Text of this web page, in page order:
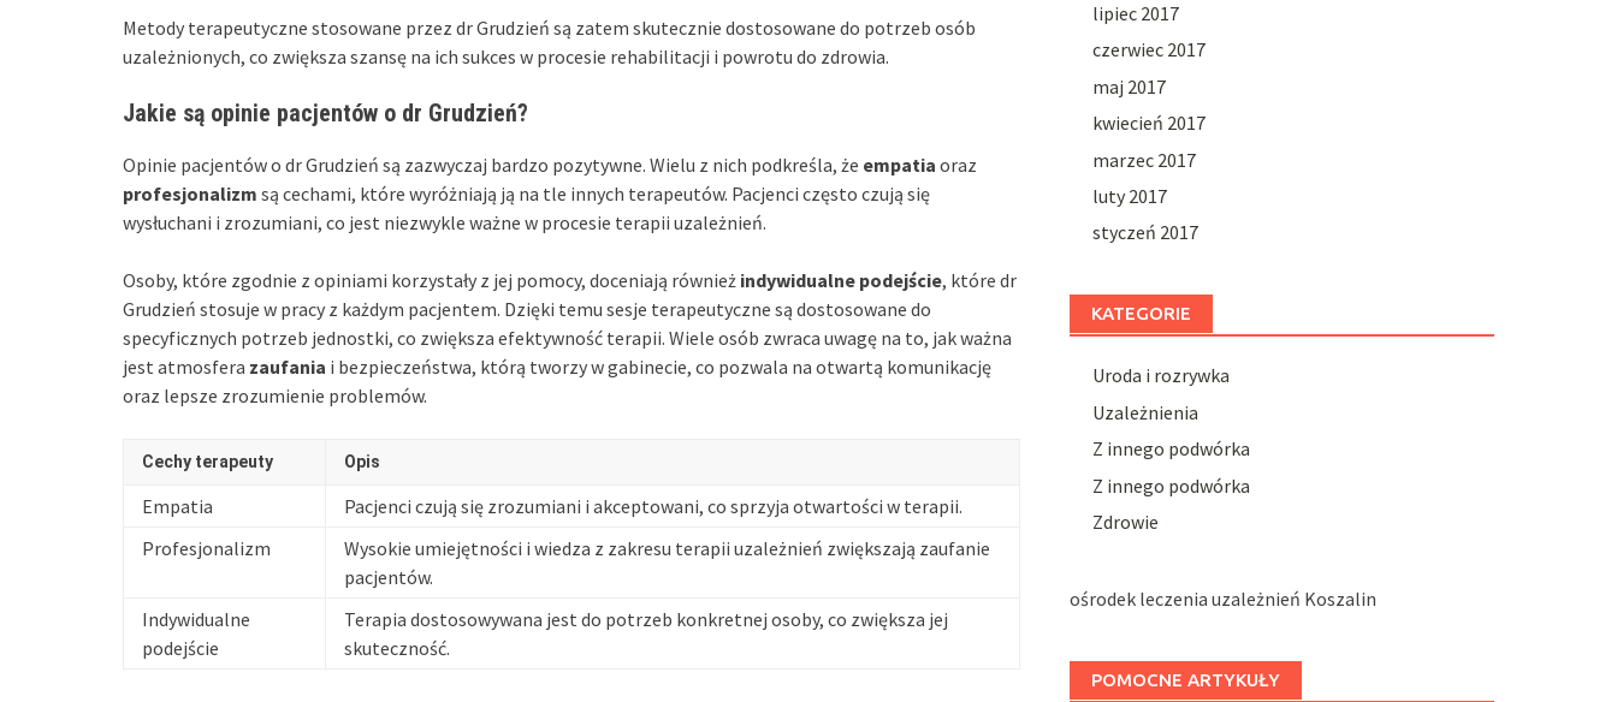
Metody terapeutyczne stosowane przez dr Grudzień są zatem skutecznie dostosowane do potrzeb osób
uzależnionych, co zwiększa szansę na ich sukces w procesie rehabilitacji i powrotu do zdrowia.
Jakie są opinie pacjentów o dr Grudzień?
Opinie pacjentów o dr Grudzień są zazwyczaj bardzo pozytywne. Wielu z nich podkreśla, że empatia oraz
profesjonalizm są cechami, które wyróżniają ją na tle innych terapeutów. Pacjenci często czują się
wysłuchani i zrozumiani, co jest niezwykle ważne w procesie terapii uzależnień.
Osoby, które zgodnie z opiniami korzystały z jej pomocy, doceniają również indywidualne podejście, które dr
Grudzień stosuje w pracy z każdym pacjentem. Dzięki temu sesje terapeutyczne są dostosowane do
specyficznych potrzeb jednostki, co zwiększa efektywność terapii. Wiele osób zwraca uwagę na to, jak ważna
jest atmosfera zaufania i bezpieczeństwa, którą tworzy w gabinecie, co pozwala na otwartą komunikację
oraz lepsze zrozumienie problemów.
Cechy terapeuty Opis
Empatia
Pacjenci czują się zrozumiani i akceptowani, co sprzyja otwartości w terapii.
Profesjonalizm
Wysokie umiejętności i wiedza z zakresu terapii uzależnień zwiększają zaufanie
pacjentów.
Indywidualne
podejście
Terapia dostosowywana jest do potrzeb konkretnej osoby, co zwiększa jej
skuteczność.
lipiec 2017
czerwiec 2017
maj 2017
kwiecień 2017
marzec 2017
luty 2017
styczeń 2017
KATEGORIE
Uroda i rozrywka
Uzależnienia
Z innego podwórka
Z innego podwórka
Zdrowie
ośrodek leczenia uzależnień Koszalin
POMOCNE ARTYKUŁY